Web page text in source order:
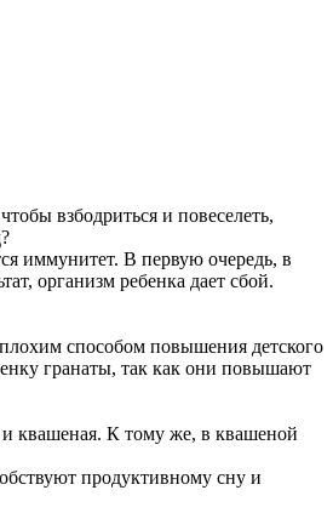
взбодриться и повеселеть,
иммунитет. В первую очередь, в
организм ребенка дает сбой.
способом повышения детского
гранаты, так как они повышают
и квашеная. К тому же, в квашеной
продуктивному сну и